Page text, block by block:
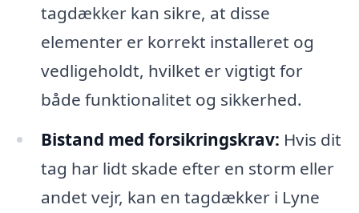
tagdækker kan sikre, at disse
elementer er korrekt installeret og
vedligeholdt, hvilket er vigtigt for
både funktionalitet og sikkerhed.
Bistand med forsikringskrav: Hvis dit
tag har lidt skade efter en storm eller
andet vejr, kan en tagdækker i Lyne